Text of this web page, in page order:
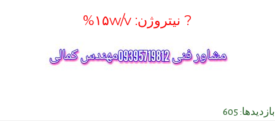
? نیتروژن: ۱۵w/v%
بازدیدها: 605